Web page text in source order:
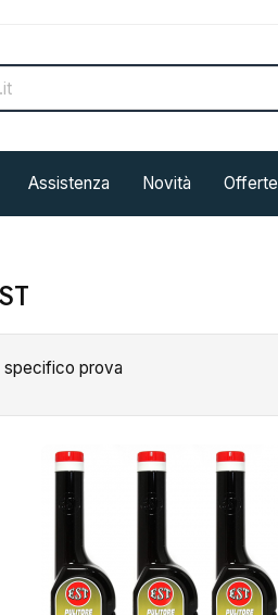
Assistenza Novità Offerte
specifico prova